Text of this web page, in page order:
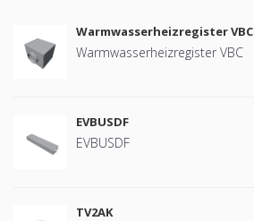
Warmwasserheizregister VBC
Warmwasserheizregister VBC
EVBUSDF
EVBUSDF
TV2AK